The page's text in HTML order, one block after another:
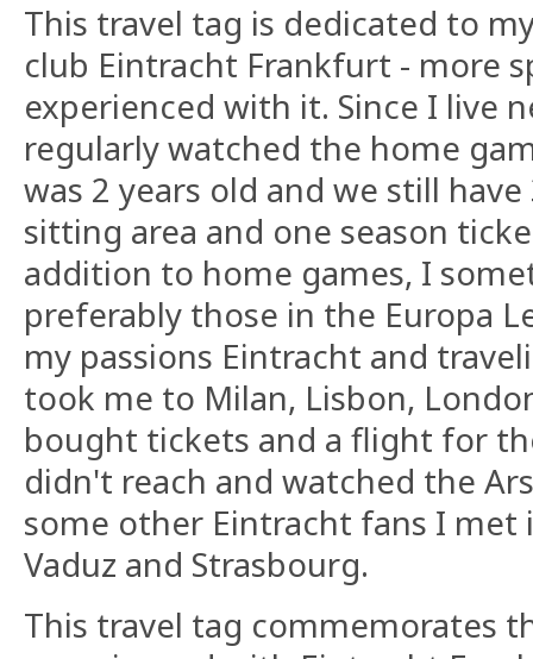
This travel tag is dedicated to
club Eintracht Frankfurt - more
experienced with it. Since I live
regularly watched the home
was 2 years old and we still
sitting area and one season
addition to home games, I
preferably those in the Europa
my passions Eintracht and
took me to Milan, Lisbon,
bought tickets and a flight for
didn't reach and watched the
some other Eintracht fans I met
Vaduz and Strasbourg.
This travel tag commemorates